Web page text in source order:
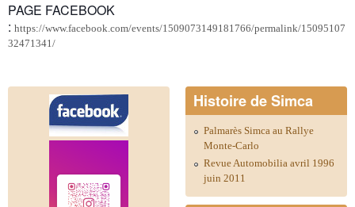
PAGE FACEBOOK
: https://www.facebook.com/events/1509073149181766/permalink/15095107
32471341/
Histoire de Simca
Palmarès Simca au Rallye
Monte-Carlo
Revue Automobilia avril 1996
juin 2011